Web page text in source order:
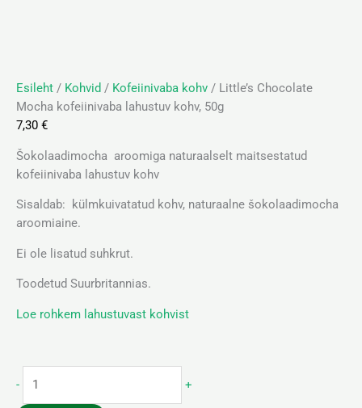
Esileht / Kohvid / Kofeiinivaba kohv / Little’s Chocolate
Mocha kofeiinivaba lahustuv kohv, 50g
7,30 €
Šokolaadimocha aroomiga naturaalselt maitsestatud
kofeiinivaba lahustuv kohv
Sisaldab: külmkuivatatud kohv, naturaalne šokolaadimocha
aroomiaine.
Ei ole lisatud suhkrut.
Toodetud Suurbritannias.
Loe rohkem lahustuvast kohvist
- +